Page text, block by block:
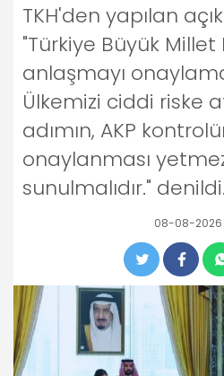
TKH'den yapılan
"Türkiye Büyük Millet
anlaşmayı
Ülkemizi ciddi riske
adımın, AKP
onaylanması
sunulmalıdır." denildi.
08-08-2026